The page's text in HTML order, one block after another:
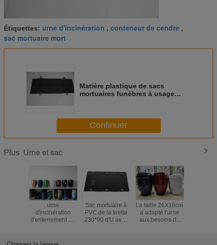
Étiquettes: urne d'incinération , conteneur de cendre ,
sac mortuaire mort
Matière plastique de sacs
mortuaires funèbres à usage
Continuer
Plus Urne et sac
urne
d'incinération
d'enterrement de
Sac mortuaire à
PVC de la tirette
230*90 d'U avec
La taille 26X18cm
a adapté l'urne
aux besoins du